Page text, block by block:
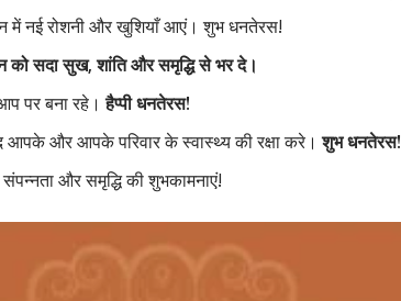
नई रोशनी और खुशियाँ आएं। शुभ धनतेरस!
सदा सुख, शांति और समृद्धि से भर दे।
आप पर बना रहे।हैप्पी धनतेरस!
आपके और आपके परिवार के स्वास्थ्य की रक्षा करे।शुभ धनतेरस!
और समृद्धि की शुभकामनाएं!